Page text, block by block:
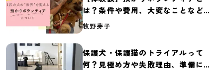
は？条件や費用、大変なことなど紹
介
牧野芽子
保護犬・保護猫のトライアルって
何？見極め方や失敗理由、準備に必